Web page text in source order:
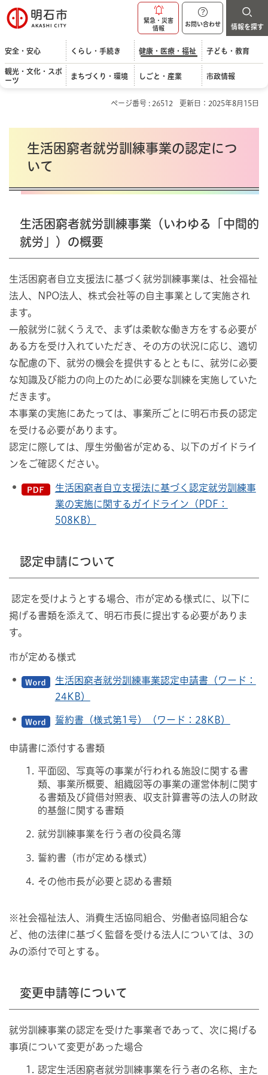
明石市
緊急・災害
情報
お問い合わせ 情報を探す
安全・安心 くらし・手続き 健康・医療・福祉 子ども・教育
観光・文化・スポ
ーツ
まちづくり・環境 しごと・産業 市政情報
ページ番号 : 26512 更新日：2025年8月15日
生活困窮者就労訓練事業の認定につ
いて
生活困窮者就労訓練事業（いわゆる「中間的
就労」）の概要
生活困窮者自立支援法に基づく就労訓練事業は、社会福祉
法人、NPO法人、株式会社等の自主事業として実施され
ます。
一般就労に就くうえで、まずは柔軟な働き方をする必要が
ある方を受け入れていただき、その方の状況に応じ、適切
な配慮の下、就労の機会を提供するとともに、就労に必要
な知識及び能力の向上のために必要な訓練を実施していた
だきます。
本事業の実施にあたっては、事業所ごとに明石市長の認定
を受ける必要があります。
認定に際しては、厚生労働省が定める、以下のガイドライ
ンをご確認ください。
生活困窮者自立支援法に基づく認定就労訓練事
業の実施に関するガイドライン（PDF：
508KB）
認定申請について
認定を受けようとする場合、市が定める様式に、以下に
掲げる書類を添えて、明石市長に提出する必要がありま
す。
市が定める様式
生活困窮者就労訓練事業認定申請書（ワード：
24KB）
誓約書（様式第1号）（ワード：28KB）
申請書に添付する書類
平面図、写真等の事業が行われる施設に関する書
類、事業所概要、組織図等の事業の運営体制に関す
る書類及び貸借対照表、収支計算書等の法人の財政
的基盤に関する書類
就労訓練事業を行う者の役員名簿
誓約書（市が定める様式）
その他市長が必要と認める書類
※社会福祉法人、消費生活協同組合、労働者協同組合な
ど、他の法律に基づく監督を受ける法人については、3の
みの添付で可とする。
変更申請等について
就労訓練事業の認定を受けた事業者であって、次に掲げる
事項について変更があった場合
認定生活困窮者就労訓練事業を行う者の名称、主た